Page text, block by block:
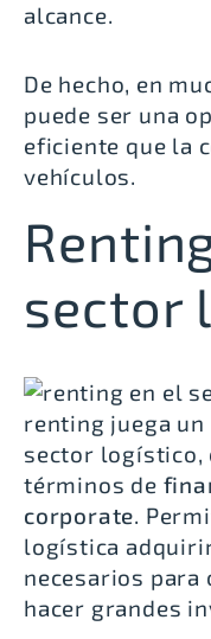
alcance.
De hecho, en
puede ser una
eficiente que la
vehículos.
sector
renting juega
sector logístico,
términos de
corporate.
logística
necesarios para
hacer grandes